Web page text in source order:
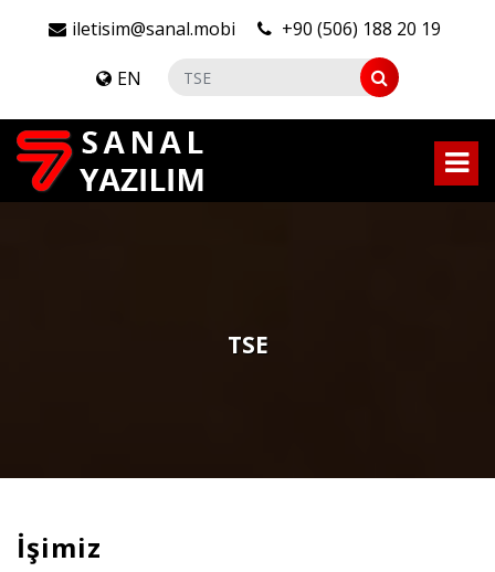
iletisim@sanal.mobi +90 (506) 188 20 19
EN
TSE
İşimiz